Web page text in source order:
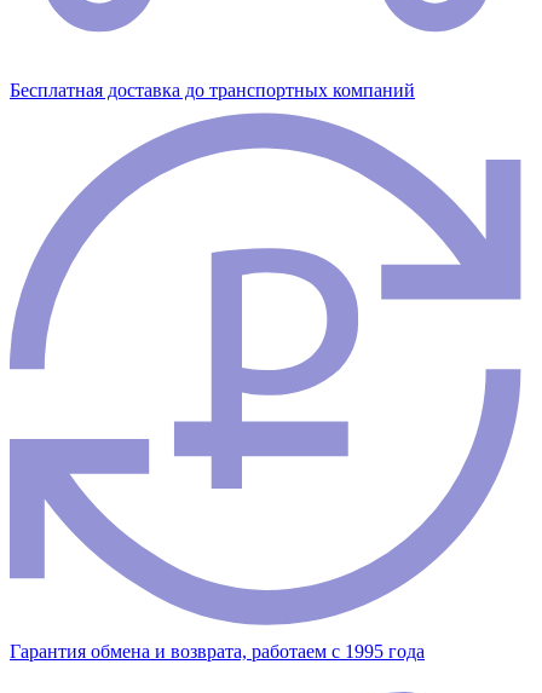
Бесплатная доставка до транспортных компаний
Гарантия обмена и возврата, работаем с 1995 года